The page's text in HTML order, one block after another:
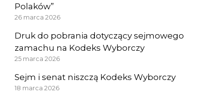
Polaków”
26 marca 2026
Druk do pobrania dotyczący sejmowego
zamachu na Kodeks Wyborczy
25 marca 2026
Sejm i senat niszczą Kodeks Wyborczy
18 marca 2026